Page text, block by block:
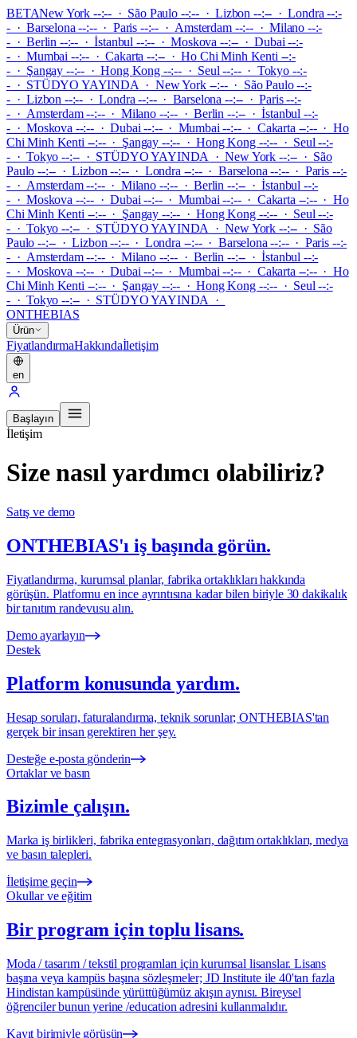
BETANew York --:-- · São Paulo --:-- · Lizbon --:-- · Londra --:-
- · Barselona --:-- · Paris --:-- · Amsterdam --:-- · Milano --:-
- · Berlin --:-- · İstanbul --:-- · Moskova --:-- · Dubai --:-
- · Mumbai --:-- · Cakarta --:-- · Ho Chi Minh Kenti --:-
- · Şangay --:-- · Hong Kong --:-- · Seul --:-- · Tokyo --:-
-· STÜDYO YAYINDA ·New York --:-- · São Paulo --:-
- · Lizbon --:-- · Londra --:-- · Barselona --:-- · Paris --:-
- · Amsterdam --:-- · Milano --:-- · Berlin --:-- · İstanbul --:-
- · Moskova --:-- · Dubai --:-- · Mumbai --:-- · Cakarta --:-- · Ho
Chi Minh Kenti --:-- · Şangay --:-- · Hong Kong --:-- · Seul --:-
- · Tokyo --:-- · STÜDYO YAYINDA ·New York --:-- · São
Paulo --:-- · Lizbon --:-- · Londra --:-- · Barselona --:-- · Paris --:-
- · Amsterdam --:-- · Milano --:-- · Berlin --:-- · İstanbul --:-
- · Moskova --:-- · Dubai --:-- · Mumbai --:-- · Cakarta --:-- · Ho
Chi Minh Kenti --:-- · Şangay --:-- · Hong Kong --:-- · Seul --:-
- · Tokyo --:-- · STÜDYO YAYINDA ·New York --:-- · São
Paulo --:-- · Lizbon --:-- · Londra --:-- · Barselona --:-- · Paris --:-
- · Amsterdam --:-- · Milano --:-- · Berlin --:-- · İstanbul --:-
- · Moskova --:-- · Dubai --:-- · Mumbai --:-- · Cakarta --:-- · Ho
Chi Minh Kenti --:-- · Şangay --:-- · Hong Kong --:-- · Seul --:-
- · Tokyo --:-- · STÜDYO YAYINDA
·
ONTHEBIAS
Ürün
FiyatlandırmaHakkındaİletişim
en
Başlayın
İletişim
Size nasıl yardımcı olabiliriz?
Satış ve demo
ONTHEBIAS'ı iş başında görün.
Fiyatlandırma, kurumsal planlar, fabrika ortaklıkları hakkında
görüşün. Platformu en ince ayrıntısına kadar bilen biriyle 30 dakikalık
bir tanıtım randevusu alın.
Demo ayarlayın
Destek
Platform konusunda yardım.
Hesap soruları, faturalandırma, teknik sorunlar; ONTHEBIAS'tan
gerçek bir insan gerektiren her şey.
Desteğe e-posta gönderin
Ortaklar ve basın
Bizimle çalışın.
Marka iş birlikleri, fabrika entegrasyonları, dağıtım ortaklıkları, medya
ve basın talepleri.
İletişime geçin
Okullar ve eğitim
Bir program için toplu lisans.
Moda / tasarım / tekstil programları için kurumsal lisanslar. Lisans
başına veya kampüs başına sözleşmeler; JD Institute ile 40'tan fazla
Hindistan kampüsünde yürüttüğümüz akışın aynısı. Bireysel
öğrenciler bunun yerine /education adresini kullanmalıdır.
Kayıt birimiyle görüşün